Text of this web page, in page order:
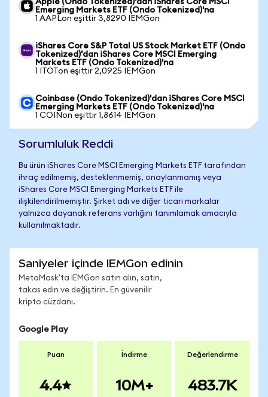
Apple (Ondo Tokenized)'dan iShares Core MSCI
Emerging Markets ETF (Ondo Tokenized)'na
1 AAPLon eşittir 3,8290 IEMGon
iShares Core S&P Total US Stock Market ETF (Ondo
Tokenized)'dan iShares Core MSCI Emerging
Markets ETF (Ondo Tokenized)'na
1 ITOTon eşittir 2,0925 IEMGon
Coinbase (Ondo Tokenized)'dan iShares Core MSCI
Emerging Markets ETF (Ondo Tokenized)'na
1 COINon eşittir 1,8614 IEMGon
Sorumluluk Reddi
Bu ürün iShares Core MSCI Emerging Markets ETF tarafından
ihraç edilmemiş, desteklenmemiş, onaylanmamış veya
iShares Core MSCI Emerging Markets ETF ile
ilişkilendirilmemiştir. Şirket adı ve diğer ticari markalar
yalnızca dayanak referans varlığını tanımlamak amacıyla
kullanılmaktadır.
Saniyeler içinde IEMGon edinin
MetaMask'ta IEMGon satın alın, satın,
takas edin ve değiştirin. En güvenilir
kripto cüzdanı.
Google Play
Puan
4.4
İndirme
10M+
Değerlendirme
483.7K